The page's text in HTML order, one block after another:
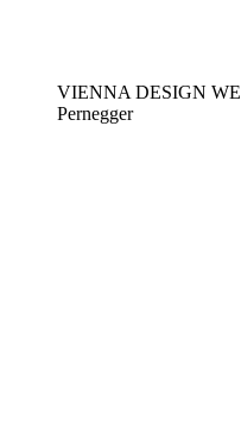
VIENNA DESIGN
Pernegger